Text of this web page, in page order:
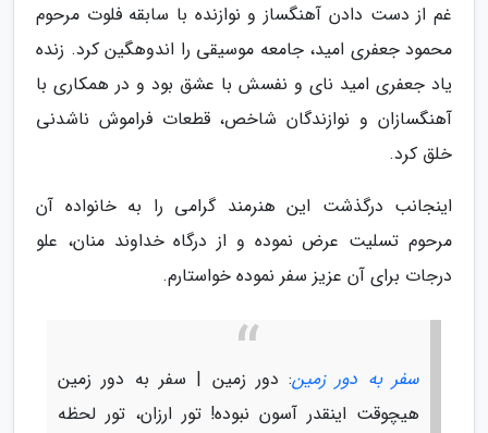
غم از دست دادن آهنگساز و نوازنده با سابقه فلوت مرحوم
محمود جعفری امید، جامعه موسیقی را اندوهگین کرد. زنده
یاد جعفری امید نای و نفسش با عشق بود و در همکاری با
آهنگسازان و نوازندگان شاخص، قطعات فراموش ناشدنی
خلق کرد.
اینجانب درگذشت این هنرمند گرامی را به خانواده آن
مرحوم تسلیت عرض نموده و از درگاه خداوند منان، علو
درجات برای آن عزیز سفر نموده خواستارم.
سفر به دور زمین: دور زمین | سفر به دور زمین
هیچوقت اینقدر آسون نبوده! تور ارزان، تور لحظه